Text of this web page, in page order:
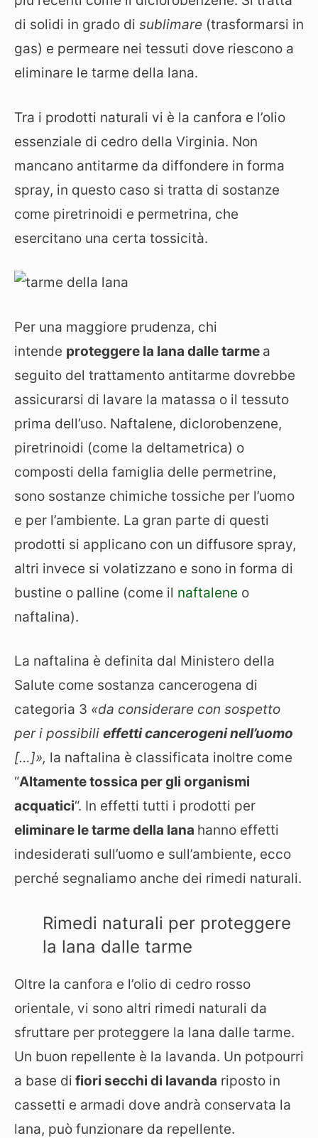
di solidi in grado di sublimare (trasformarsi in
gas) e permeare nei tessuti dove riescono a
eliminare le tarme della lana.
Tra i prodotti naturali vi è la canfora e l’olio
essenziale di cedro della Virginia. Non
mancano antitarme da diffondere in forma
spray, in questo caso si tratta di sostanze
come piretrinoidi e permetrina, che
esercitano una certa tossicità.
Per una maggiore prudenza, chi
intende proteggere la lana dalle tarme a
seguito del trattamento antitarme dovrebbe
assicurarsi di lavare la matassa o il tessuto
prima dell’uso. Naftalene, diclorobenzene,
piretrinoidi (come la deltametrica) o
composti della famiglia delle permetrine,
sono sostanze chimiche tossiche per l’uomo
e per l’ambiente. La gran parte di questi
prodotti si applicano con un diffusore spray,
altri invece si volatizzano e sono in forma di
bustine o palline (come il naftalene o
naftalina).
La naftalina è definita dal Ministero della
Salute come sostanza cancerogena di
categoria 3 «da considerare con sospetto
per i possibili effetti cancerogeni nell’uomo
[…]», la naftalina è classificata inoltre come
“Altamente tossica per gli organismi
acquatici“. In effetti tutti i prodotti per
eliminare le tarme della lana hanno effetti
indesiderati sull’uomo e sull’ambiente, ecco
perché segnaliamo anche dei rimedi naturali.
Rimedi naturali per proteggere
la lana dalle tarme
Oltre la canfora e l’olio di cedro rosso
orientale, vi sono altri rimedi naturali da
sfruttare per proteggere la lana dalle tarme.
Un buon repellente è la lavanda. Un potpourri
a base di fiori secchi di lavanda riposto in
cassetti e armadi dove andrà conservata la
lana, può funzionare da repellente.